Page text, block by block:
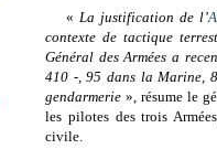
« La justification de l’
contexte de tactique
Général des Armées a
410 -, 95 dans la Marine,
gendarmerie », résume le
les pilotes des trois
civile.